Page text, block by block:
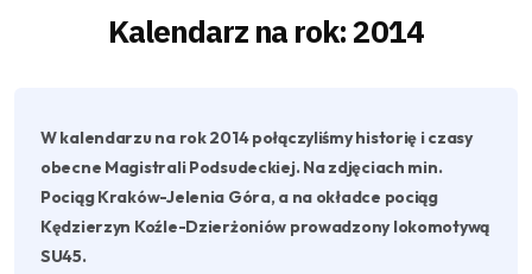
Kalendarz na rok: 2014
W kalendarzu na rok 2014 połączyliśmy historię i czasy
obecne Magistrali Podsudeckiej. Na zdjęciach min.
Pociąg Kraków-Jelenia Góra, a na okładce pociąg
Kędzierzyn Koźle-Dzierżoniów prowadzony lokomotywą
SU45.